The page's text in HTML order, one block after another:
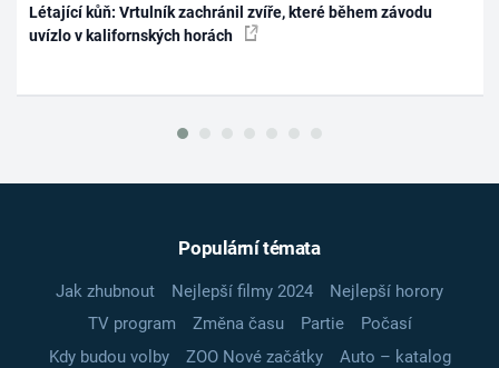
Létající kůň: Vrtulník zachránil zvíře, které během závodu
uvízlo v kalifornských horách
Populární témata
Jak zhubnout Nejlepší filmy 2024
Nejlepší horory
TV program
Změna času Partie
Počasí
Kdy budou volby
ZOO Nové začátky
Auto – katalog